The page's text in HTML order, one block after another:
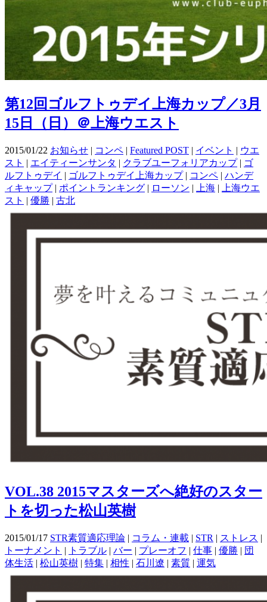
第12回ゴルフトゥデイ上海カップ／3月
15日（日）＠上海ウエスト
2015/01/22 お知らせ | コンペ | Featured POST | イベント | ウエ
スト | エイティーンサンタ | クラブユーフォリアカップ| ゴ
ルフトゥデイ | ゴルフトゥデイ上海カップ| コンペ | ハンデ
ィキャップ| ポイントランキング | ローソン | 上海 |
上海ウエ
スト | 優勝 | 古北
VOL.38 2015マスターズへ絶好のスター
トを切った松山英樹
2015/01/17 STR素質適応理論 | コラム・連載 | STR | ストレス |
トーナメント | トラブル | バー | プレーオフ | 仕事 | 優勝 | 団
体生活 | 松山英樹 | 特集 | 相性 | 石川遼 | 素質 | 運気